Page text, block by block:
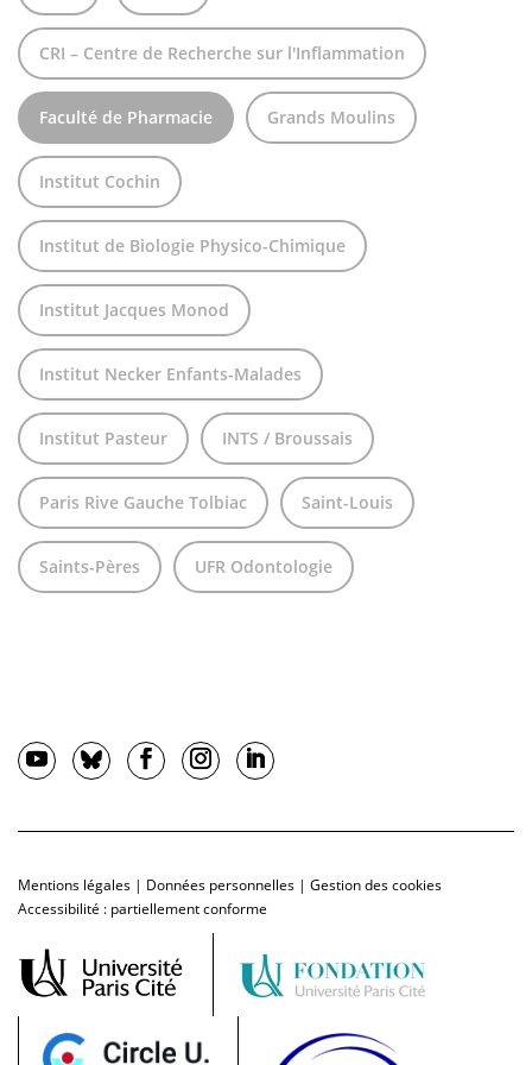
CRI – Centre de Recherche sur l'Inflammation
Faculté de Pharmacie Grands Moulins
Institut Cochin
Institut de Biologie Physico-Chimique
Institut Jacques Monod
Institut Necker Enfants-Malades
Institut Pasteur INTS / Broussais
Paris Rive Gauche Tolbiac Saint-Louis
Saints-Pères UFR Odontologie
Mentions légales | Données personnelles | Gestion des cookies
Accessibilité : partiellement conforme